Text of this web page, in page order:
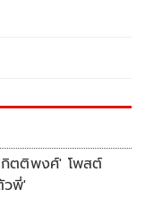
กิตติพงศ์' โพสต์
วพี่'